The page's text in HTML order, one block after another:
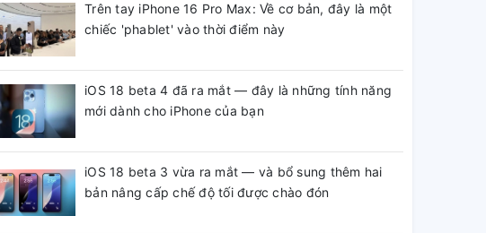
Trên tay iPhone 16 Pro Max: Về cơ bản, đây là một
chiếc 'phablet' vào thời điểm này
iOS 18 beta 4 đã ra mắt — đây là những tính năng
mới dành cho iPhone của bạn
iOS 18 beta 3 vừa ra mắt — và bổ sung thêm hai
bản nâng cấp chế độ tối được chào đón